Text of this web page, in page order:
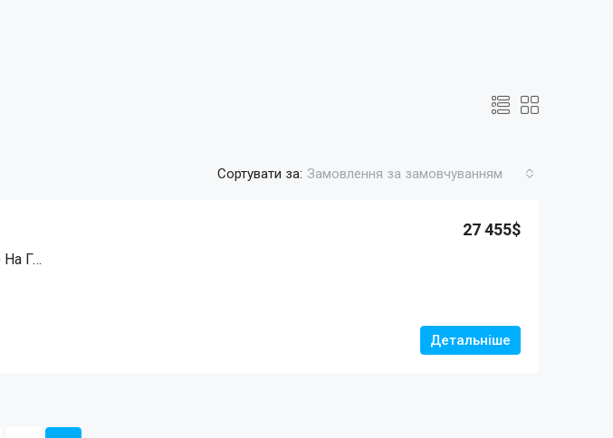
Сортувати за: Замовлення за замовчуванням
Апартаменти З Неймовірною Панорамою На Гори, Ліс І Озеро. Без Комісії!
27 455$
Детальніше